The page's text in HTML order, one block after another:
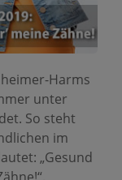
Harms
unter
So steht
im
„Gesund